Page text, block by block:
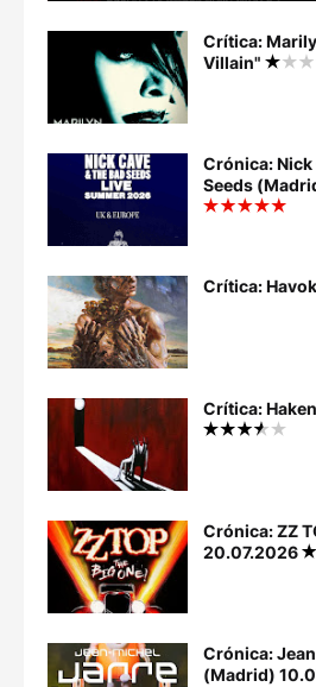
Crítica:
Villain"
Crónica: Nick
Seeds
Crítica:
Crítica:
Crónica: ZZ
20.07.2026
Crónica:
(Madrid)